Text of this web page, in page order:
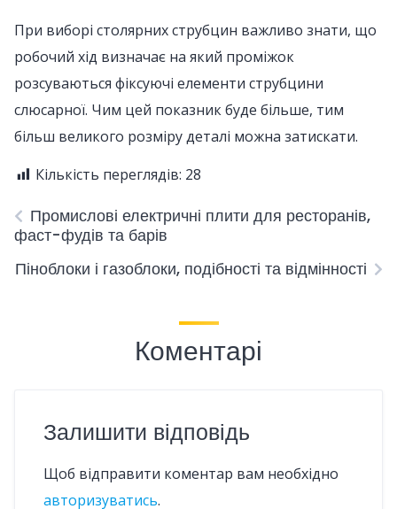
При виборі столярних струбцин важливо знати, що
робочий хід визначає на який проміжок
розсуваються фіксуючі елементи струбцини
слюсарної. Чим цей показник буде більше, тим
більш великого розміру деталі можна затискати.
Кількість переглядів: 28
Промислові електричні плити для ресторанів,
фаст-фудів та барів
Піноблоки і газоблоки, подібності та відмінності
Коментарі
Залишити відповідь
Щоб відправити коментар вам необхідно
авторизуватись.